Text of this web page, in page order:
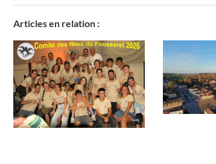
Articles en relation :